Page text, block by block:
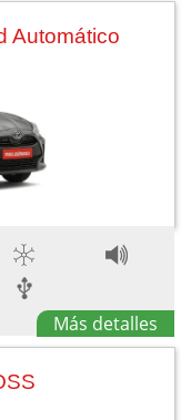
Automático
Más detalles